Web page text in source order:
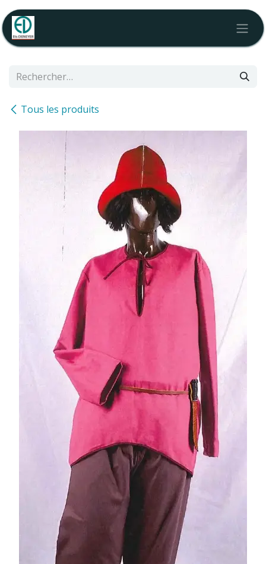
Se rendre au contenu
Tous les produits